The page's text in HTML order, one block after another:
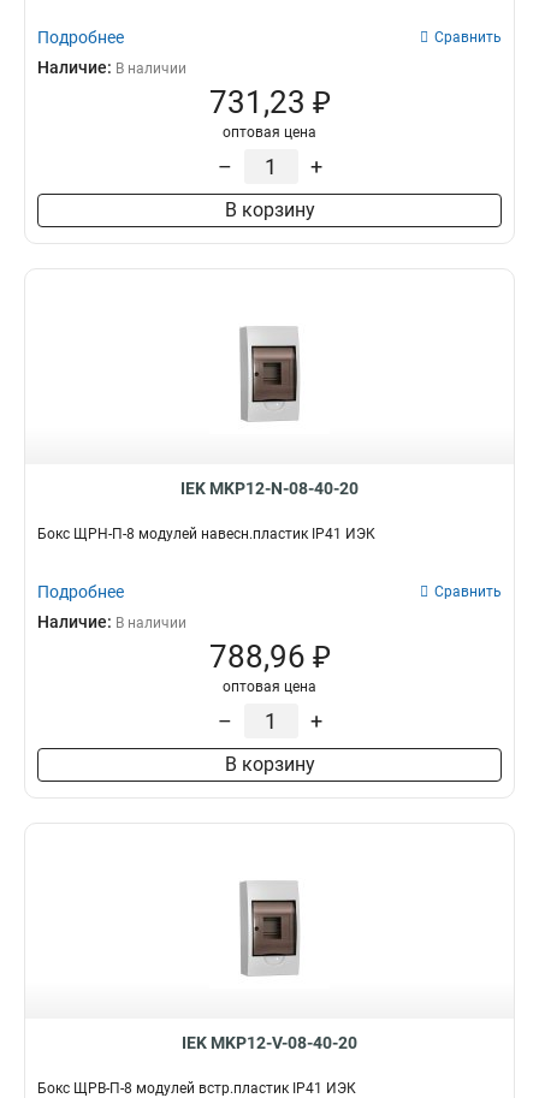
Подробнее Сравнить
Наличие: В наличии
731,23 ₽
оптовая цена
– +
В корзину
IEK MKP12-N-08-40-20
Бокс ЩРН-П-8 модулей навесн.пластик IP41 ИЭК
Подробнее Сравнить
Наличие: В наличии
788,96 ₽
оптовая цена
– +
В корзину
IEK MKP12-V-08-40-20
Бокс ЩРВ-П-8 модулей встр.пластик IP41 ИЭК